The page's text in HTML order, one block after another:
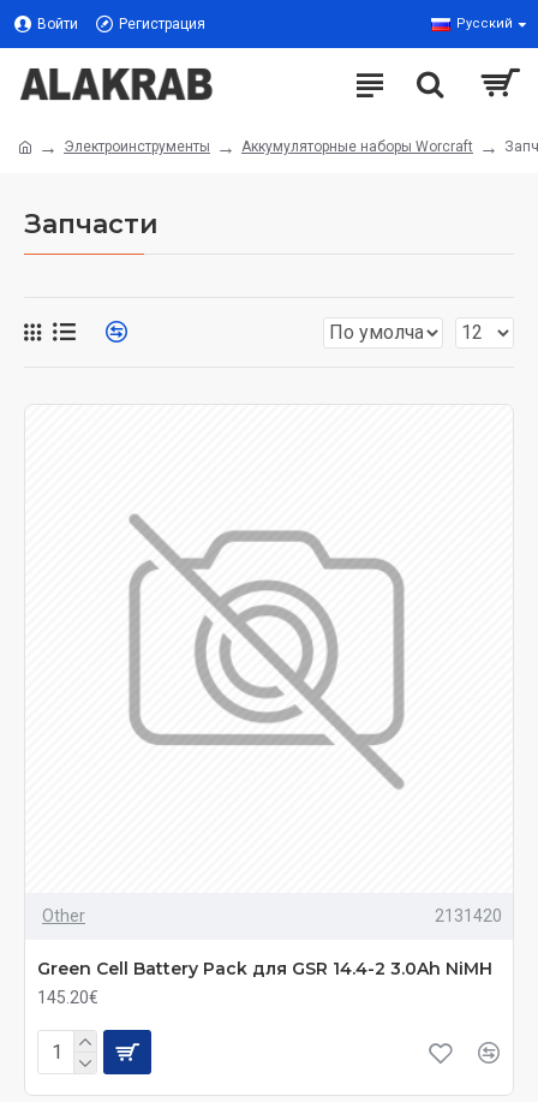
Войти Регистрация Русский
Электроинструменты Аккумуляторные наборы Worcraft
Запчасти
Other 2131420
Green Cell Battery Pack для GSR 14.4-2 3.0Ah NiMH
145.20€